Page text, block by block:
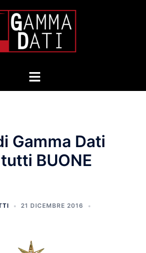
Toggle
Gamma Dati
BUONE
21 DICEMBRE 2016